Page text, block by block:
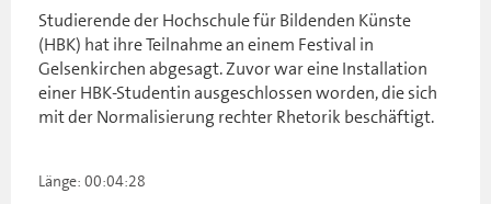
Studierende der Hochschule für Bildenden Künste
(HBK) hat ihre Teilnahme an einem Festival in
Gelsenkirchen abgesagt. Zuvor war eine Installation
einer HBK-Studentin ausgeschlossen worden, die sich
mit der Normalisierung rechter Rhetorik beschäftigt.
Länge: 00:04:28